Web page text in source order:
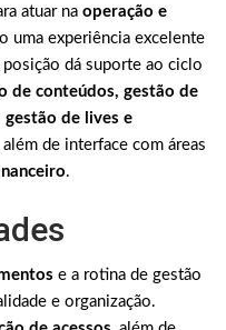
atuar na operação e
uma experiência excelente
dá suporte ao ciclo
de conteúdos, gestão de
de lives e
além de interface com áreas
.
e a rotina de gestão
e organização.